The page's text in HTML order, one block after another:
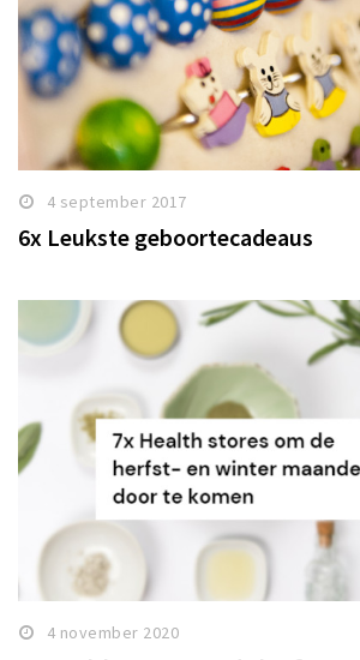
4 september 2017
6x Leukste geboortecadeaus
4 november 2020